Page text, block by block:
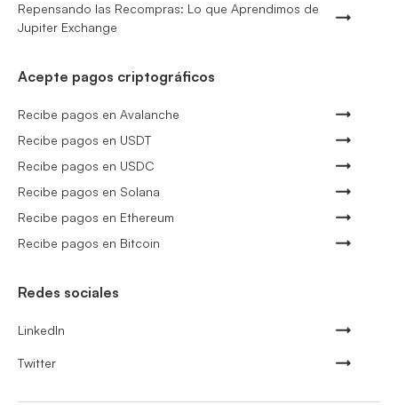
Repensando las Recompras: Lo que Aprendimos de
Jupiter Exchange
Acepte pagos criptográficos
Recibe pagos en Avalanche
Recibe pagos en USDT
Recibe pagos en USDC
Recibe pagos en Solana
Recibe pagos en Ethereum
Recibe pagos en Bitcoin
Redes sociales
LinkedIn
Twitter